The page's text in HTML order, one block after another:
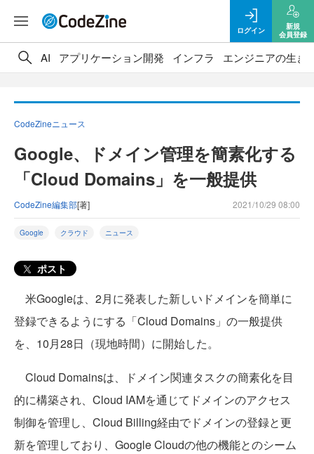
ログイン
新規
会員登録
AI アプリケーション開発 インフラ エンジニアの生き
CodeZineニュース
Google、ドメイン管理を簡素化する
「Cloud Domains」を一般提供
CodeZine編集部[著] 2021/10/29 08:00
Google クラウド ニュース
ポスト
米Googleは、2月に発表した新しいドメインを簡単に
登録できるようにする「Cloud Domains」の一般提供
を、10月28日（現地時間）に開始した。
Cloud Domainsは、ドメイン関連タスクの簡素化を目
的に構築され、Cloud IAMを通じてドメインのアクセス
制御を管理し、Cloud Billing経由でドメインの登録と更
新を管理しており、Google Cloudの他の機能とのシーム